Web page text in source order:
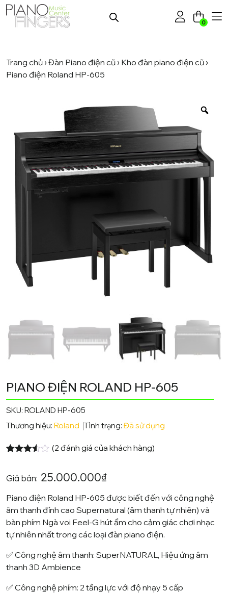
0
Trang chủ ›Đàn Piano điện cũ › Kho đàn piano điện cũ ›
Piano điện Roland HP-605
PIANO ĐIỆN ROLAND HP-605
SKU: ROLAND HP-605
Thương hiệu: Roland Tình trạng: Đã sử dụng
trên
(2 đánh giá của khách hàng)
Giá bán: 25.000.000₫
Piano điện Roland HP-605 được biết đến với công nghệ
âm thanh đỉnh cao Supernatural (âm thanh tự nhiên) và
bàn phím Ngà voi Feel-G hút ẩm cho cảm giác chơi nhạc
tự nhiên nhất trong các loại đàn piano điện.
✅ Công nghệ âm thanh: SuperNATURAL, Hiệu ứng âm
thanh 3D Ambience
✅ Công nghệ phím: 2 tầng lực với độ nhạy 5 cấp